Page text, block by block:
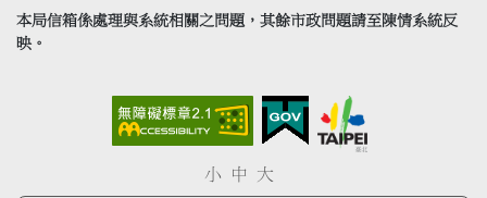
本局信箱係處理與系統相關之問題，其餘市政問題請至陳情系統反
映。
小 中 大